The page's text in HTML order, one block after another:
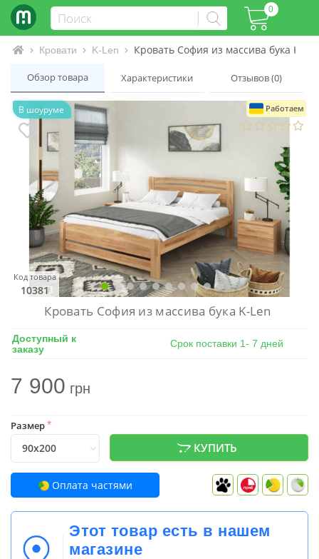
0
Интернет-магазин матрасов и кроватей
Кровати K-Len Кровать София из массива бука K-
Обзор товара Характеристики Отзывов (0)
Работаем
В шоуруме
Код товара
10381
Кровать София из массива бука K-Len
Доступный к
заказу
Срок поставки 1- 7 дней
7 900грн
Размер*
КУПИТЬ
Оплата частями
Этот товар есть в нашем
магазине